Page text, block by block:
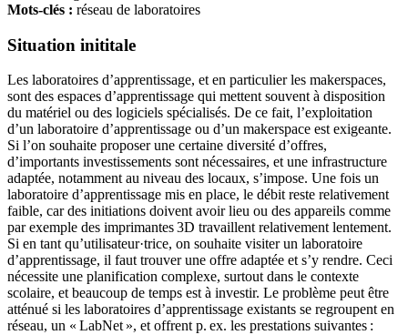
Mots-clés : réseau de laboratoires
Situation inititale
Les laboratoires d’apprentissage, et en particulier les makerspaces,
sont des espaces d’apprentissage qui mettent souvent à disposition
du matériel ou des logiciels spécialisés. De ce fait, l’exploitation
d’un laboratoire d’apprentissage ou d’un makerspace est exigeante.
Si l’on souhaite proposer une certaine diversité d’offres,
d’importants investissements sont nécessaires, et une infrastructure
adaptée, notamment au niveau des locaux, s’impose. Une fois un
laboratoire d’apprentissage mis en place, le débit reste relativement
faible, car des initiations doivent avoir lieu ou des appareils comme
par exemple des imprimantes 3D travaillent relativement lentement.
Si en tant qu’utilisateur·trice, on souhaite visiter un laboratoire
d’apprentissage, il faut trouver une offre adaptée et s’y rendre. Ceci
nécessite une planification complexe, surtout dans le contexte
scolaire, et beaucoup de temps est à investir. Le problème peut être
atténué si les laboratoires d’apprentissage existants se regroupent en
réseau, un « LabNet », et offrent p. ex. les prestations suivantes :